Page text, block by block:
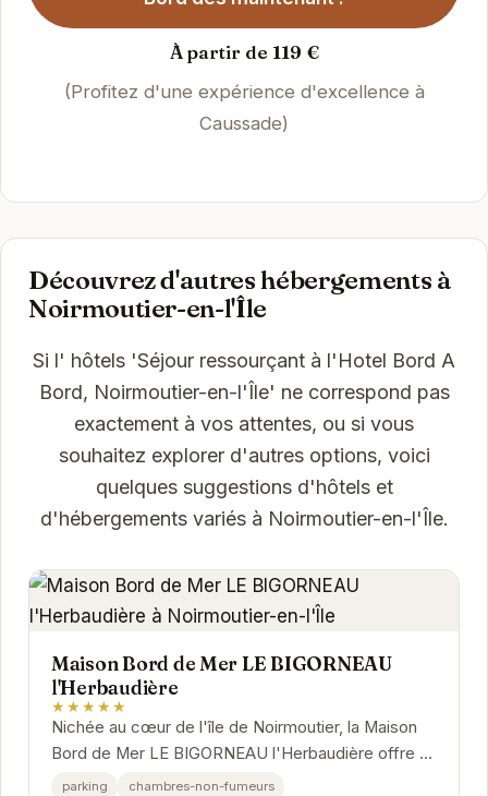
À partir de 119 €
(Profitez d'une expérience d'excellence à
Caussade)
Découvrez d'autres hébergements à
Noirmoutier-en-l'Île
Si l' hôtels 'Séjour ressourçant à l'Hotel Bord A
Bord, Noirmoutier-en-l'Île' ne correspond pas
exactement à vos attentes, ou si vous
souhaitez explorer d'autres options, voici
quelques suggestions d'hôtels et
d'hébergements variés à Noirmoutier-en-l'Île.
Maison Bord de Mer LE BIGORNEAU
l'Herbaudière
★★★★★
Nichée au cœur de l'île de Noirmoutier, la Maison
Bord de Mer LE BIGORNEAU l'Herbaudière offre un
cadre idéal pour des vacances reposantes.
parking chambres-non-fumeurs